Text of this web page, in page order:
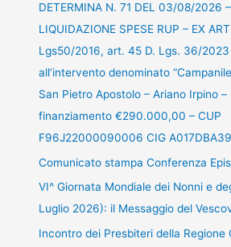
DETERMINA N. 71 DEL 03/08/2026
LIQUIDAZIONE SPESE RUP – EX
Lgs50/2016, art. 45 D. Lgs. 36/
all’intervento denominato
San Pietro Apostolo – Ariano Irpino –
finanziamento €290.000,00 – CUP
F96J22000090006 CIG
Comunicato stampa Conferenza
VI^ Giornata Mondiale dei Nonni e
Luglio 2026): il Messaggio del
Incontro dei Presbiteri della Regione